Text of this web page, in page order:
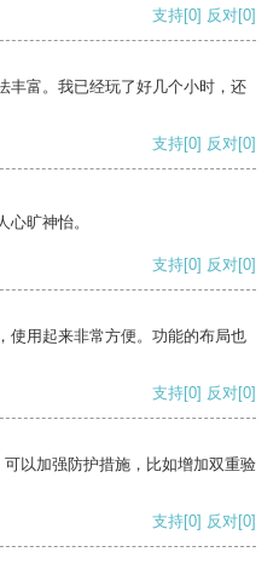
支持[0] 反对[0]
丰富。我已经玩了好几个小时，还
支持[0] 反对[0]
旷神怡。
支持[0] 反对[0]
使用起来非常方便。功能的布局也
支持[0] 反对[0]
以加强防护措施，比如增加双重验
支持[0] 反对[0]